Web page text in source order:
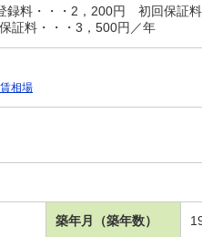
録料・・・2，200円 初回保証
証料・・・3，500円／年
相場
築年月（築年数）